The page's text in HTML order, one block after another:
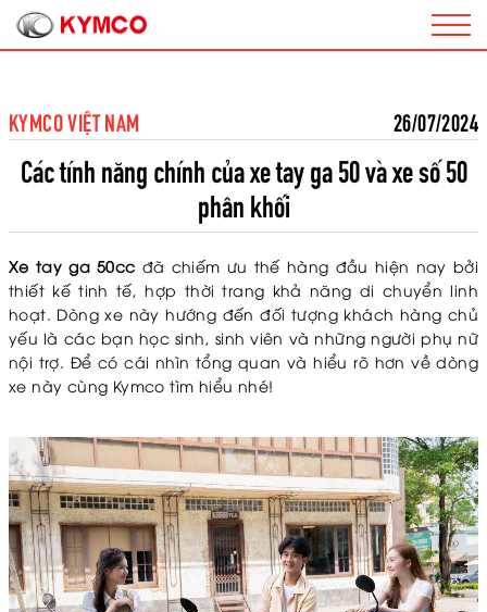
KYMCO VIỆT NAM 26/07/2024
Các tính năng chính của xe tay ga 50 và xe số 50
phân khối
Xe tay ga 50cc đã chiếm ưu thế hàng đầu hiện nay bởi
thiết kế tinh tế, hợp thời trang khả năng di chuyển linh
hoạt. Dòng xe này hướng đến đối tượng khách hàng chủ
yếu là các bạn học sinh, sinh viên và những người phụ nữ
nội trợ. Để có cái nhìn tổng quan và hiểu rõ hơn về dòng
xe này cùng Kymco tìm hiểu nhé!